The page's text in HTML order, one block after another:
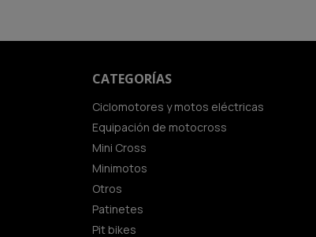
CATEGORÍAS
Ciclomotores y motos eléctricas
Equipación de motocross
Mini Cross
Minimotos
Otros
Patinetes
Pit bikes